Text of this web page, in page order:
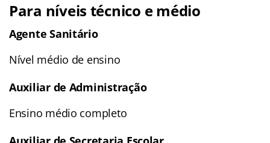
Para níveis técnico e médio
Agente Sanitário
Nível médio de ensino
Auxiliar de Administração
Ensino médio completo